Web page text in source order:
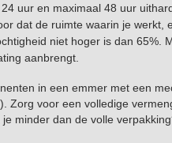
uur en maximaal 48 uur
dat de ruimte waarin je werkt,
niet hoger is dan 65%.
aanbrengt.
in een emmer met een
Zorg voor een volledige
minder dan de volle